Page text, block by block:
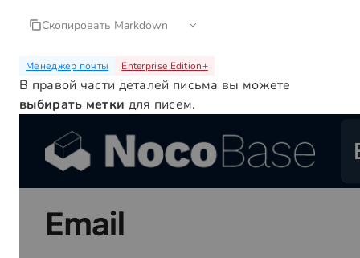
Скопировать Markdown
Менеджер почты Enterprise Edition+
В правой части деталей письма вы можете
выбирать метки для писем.